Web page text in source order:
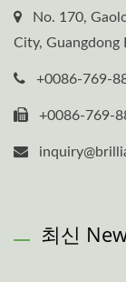
No. 170,
City, Guangdong
+0086-769-
+0086-769-
최신